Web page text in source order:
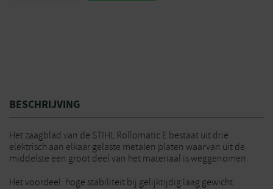
BESCHRIJVING
Het zaagblad van de STIHL Rollomatic E bestaat uit drie
elektrisch aan elkaar gelaste metalen platen waarvan uit de
middelste een groot deel van het materiaal is weggenomen.
Het voordeel: hoge stabiliteit bij gelijktijdig laag gewicht.